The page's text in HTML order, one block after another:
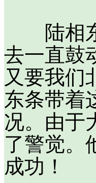
陆相东
去一直鼓
又要我们
东条带着
况。由于
了警觉。
成功！